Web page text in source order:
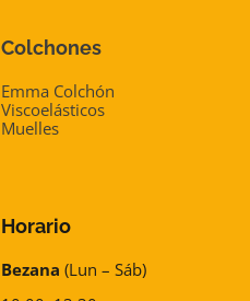
Colchones
Emma Colchón
Viscoelásticos
Muelles
Horario
Bezana (Lun – Sáb)